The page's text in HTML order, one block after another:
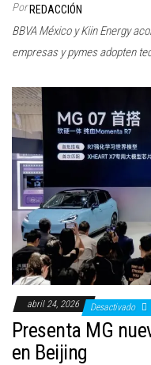
Por REDACCIÓN
BBVA México y Kiin Energy
empresas y pymes adopten
abril 24, 2026 Desactivado
Presenta MG
en Beijing